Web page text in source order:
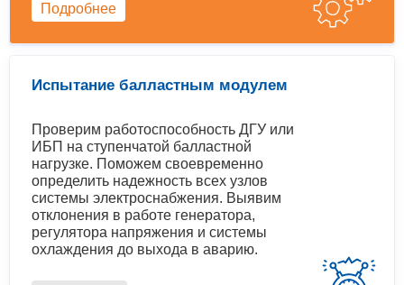
Подробнее
Испытание балластным модулем
Проверим работоспособность ДГУ или
ИБП на ступенчатой балластной
нагрузке. Поможем своевременно
определить надежность всех узлов
системы электроснабжения. Выявим
отклонения в работе генератора,
регулятора напряжения и системы
охлаждения до выхода в аварию.